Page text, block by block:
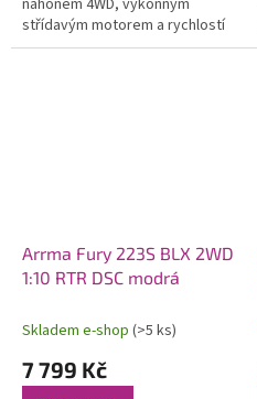
náhonem 4WD, výkonným
střídavým motorem a rychlostí
až 80 km/h. Nezávislé zavěšení,
Arrma Fury 223S BLX 2WD
1:10 RTR DSC modrá
Skladem e-shop (>5 ks)
7 799 Kč